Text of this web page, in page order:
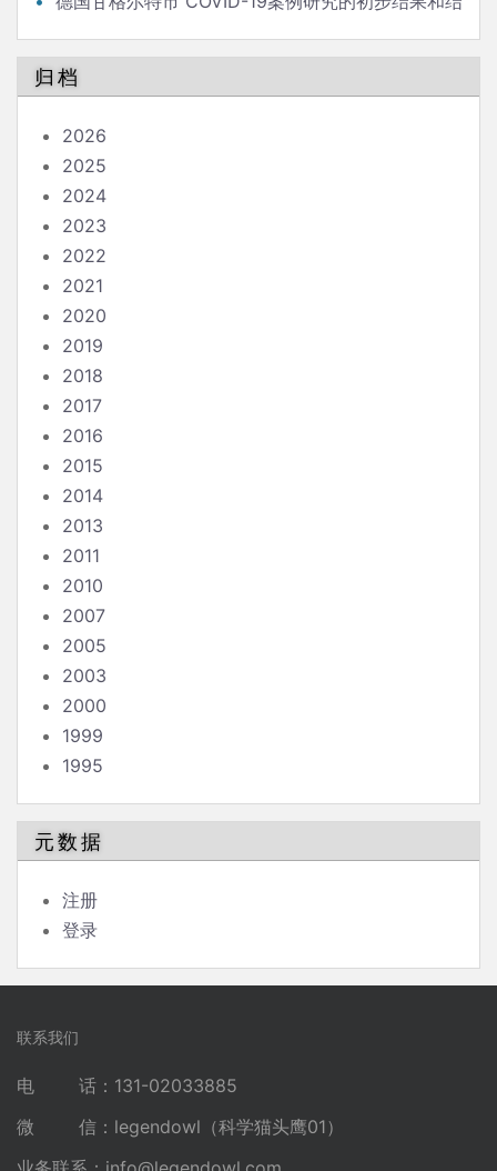
归档
2026
2025
2024
2023
2022
2021
2020
2019
2018
2017
2016
2015
2014
2013
2011
2010
2007
2005
2003
2000
1999
1995
元数据
注册
登录
联系我们
电 话：131-02033885
微 信：legendowl（科学猫头鹰01）